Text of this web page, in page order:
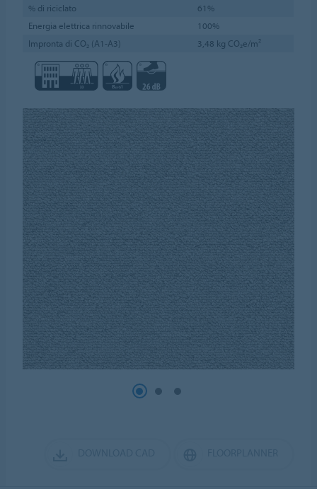
% di riciclato
61%
Energia elettrica rinnovabile
100%
Impronta di CO₂ (A1-A3)
3,48 kg CO₂e/m²